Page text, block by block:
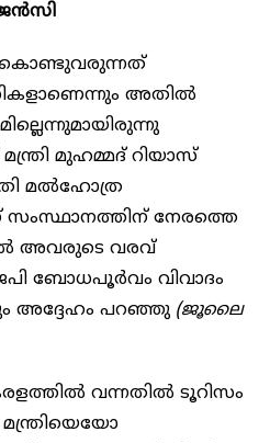
അതിൽ
മുഹമ്മദ് റിയാസ്
മൽഹോത്ര
നേരത്തെ
അവരുടെ വരവ്
ബോധപൂർവം വിവാദം
അദ്ദേഹം പറഞ്ഞു (ജൂലൈ
വന്നതിൽ ടൂറിസം